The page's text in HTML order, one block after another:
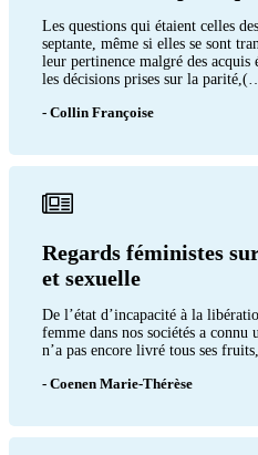
Les questions qui étaient celles
septante, même si elles se sont
leur pertinence malgré des acquis
les décisions prises sur la
- Collin Françoise
Regards féministes
et sexuelle
De l’état d’incapacité à la
femme dans nos sociétés a
n’a pas encore livré tous ses
- Coenen Marie-Thérèse